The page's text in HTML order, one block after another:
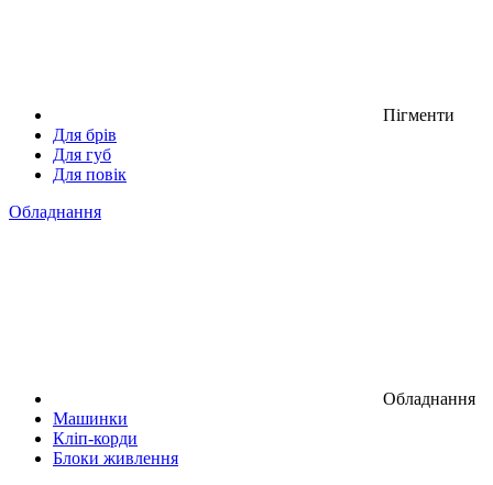
Пігменти
Для брів
Для губ
Для повік
Обладнання
Обладнання
Машинки
Кліп-корди
Блоки живлення